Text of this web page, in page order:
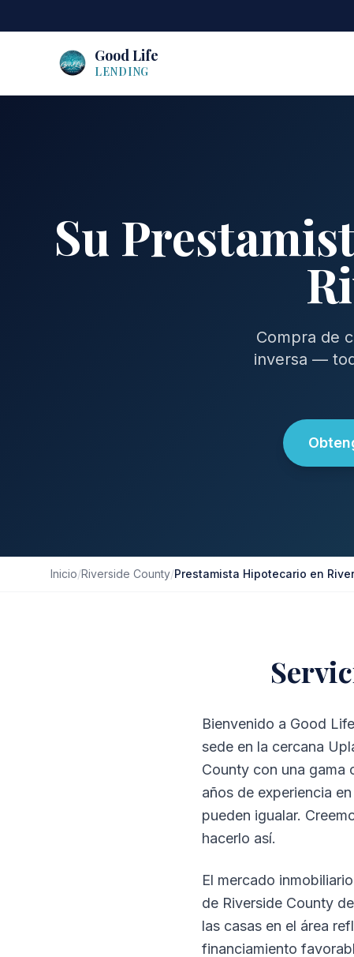
Good Life
LENDING
Su
Compra de
inversa —
Inicio/Riverside County/Prestamista Hipotecario en
Bienvenido a Good
sede en la cercana
County con una gama
años de experiencia
pueden igualar.
hacerlo así.
El mercado
de Riverside County
las casas en el área
financiamiento